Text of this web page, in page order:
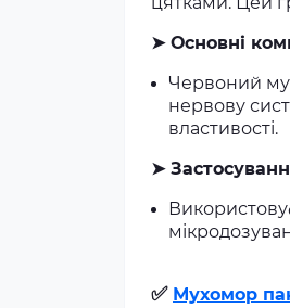
➤ Основні
Червоний
нервову
властивості.
➤
✅ Мухомор